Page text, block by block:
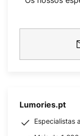
Lumories.pt
Especialistas